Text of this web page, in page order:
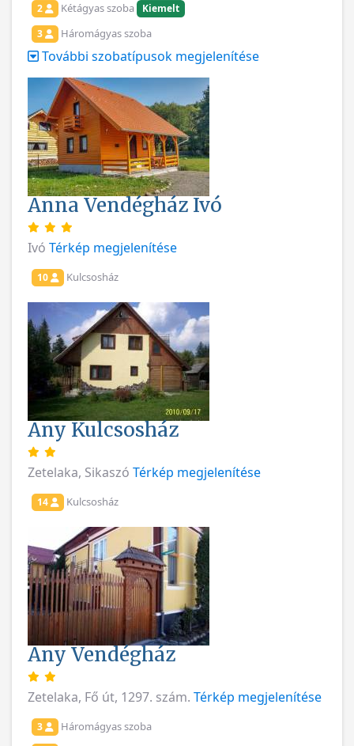
2 Kétágyas szoba
Kiemelt
3
Háromágyas szoba
További szobatípusok megjelenítése
Anna Vendégház Ivó
Ivó Térkép megjelenítése
10 Kulcsosház
Any Kulcsosház
Zetelaka, Sikaszó Térkép megjelenítése
14 Kulcsosház
Any Vendégház
Zetelaka, Fő út, 1297. szám. Térkép megjelenítése
3 Háromágyas szoba